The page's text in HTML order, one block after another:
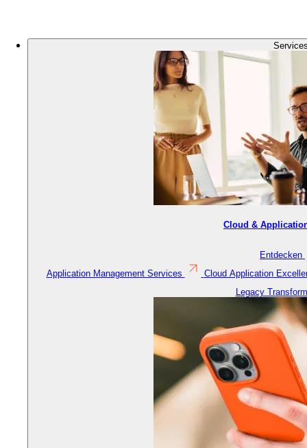
Cloud &
Entdecken
Application Management Services
Cloud Application
Legacy